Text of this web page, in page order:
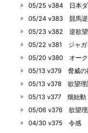
05/25 v384 日本ダ
05/24 v383 競馬逆
05/23 v382 逆欲望
05/22 v381 ジャガ
05/20 v380 オーク
05/13 v379 脅威の
05/13 v378 欲望理
05/13 v377 畑始動
05/06 v376 欲望理
04/30 v375 令感